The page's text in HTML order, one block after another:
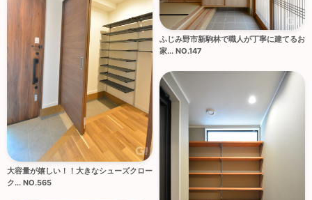
ふじみ野市新駒林で職人が丁寧に建てるお
家... NO.147
大容量が嬉しい！！大きなシューズクロー
ク... NO.565